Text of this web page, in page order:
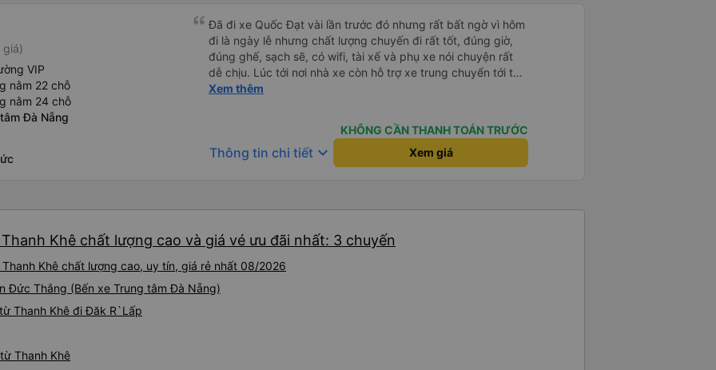
giá)
VIP
nằm 22 chỗ
nằm 24 chỗ
Đà Nẵng
Đã đi xe Quốc Đạt vài lần trước đó nhưng rất bất ngờ vì hôm
đi là ngày lễ nhưng chất lượng chuyến đi rất tốt, đúng giờ,
đúng ghế, sạch sẽ, có wifi, tài xế và phụ xe nói chuyện rất
dễ chịu. Lúc tới nơi nhà xe còn hỗ trợ xe trung chuyển tới tận
nhà. 10đ cho nhà xe, hy vọng nhà xe duy trì được chất lượng
Xem thêm
KHÔNG CẦN THANH TOÁN TRƯỚC
Thông tin chi tiết keyboard_arrow_down Xem giá
Khê chất lượng cao và giá vé ưu đãi nhất: 3 chuyến
Khê chất lượng cao, uy tín, giá rẻ nhất 08/2026
Đức Thắng (Bến xe Trung tâm Đà Nẵng)
Thanh Khê đi Đăk R`Lấp
Thanh Khê